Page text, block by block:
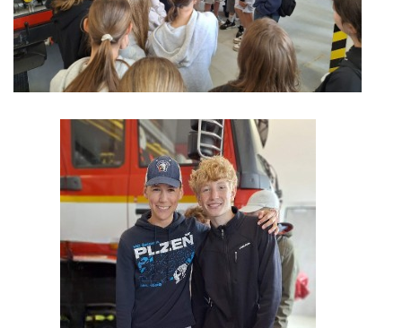
326 00 Plzeň
záznamník/fax.377443505 mob.725725474
hasicikoterov@email.cz
© 2026 eStránky.cz |RSS|WebSlice |Tisk|Aktualizováno: 4. 8. 2026
Nahoru ↑